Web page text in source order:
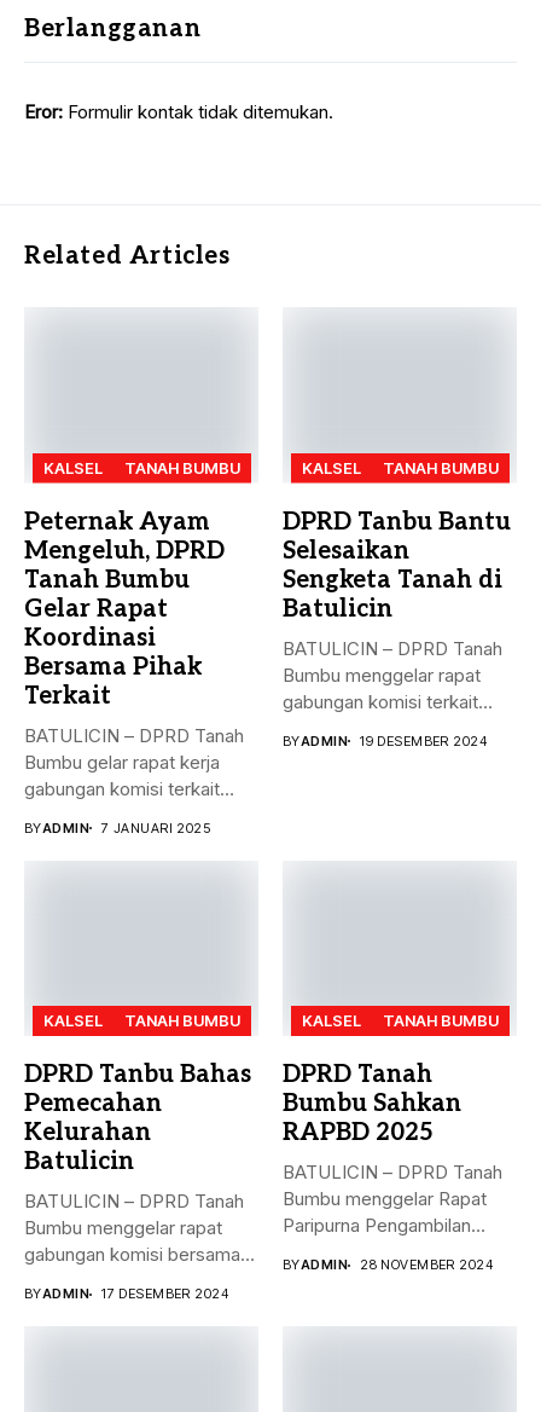
Berlangganan
Eror: Formulir kontak tidak ditemukan.
Related Articles
KALSEL TANAH BUMBU
Peternak Ayam
Mengeluh, DPRD
Tanah Bumbu
Gelar Rapat
Koordinasi
Bersama Pihak
Terkait
BATULICIN – DPRD Tanah
Bumbu gelar rapat kerja
gabungan komisi terkait
BYADMIN 7 JANUARI 2025
KALSEL TANAH BUMBU
DPRD Tanbu Bantu
Selesaikan
Sengketa Tanah di
Batulicin
BATULICIN – DPRD Tanah
Bumbu menggelar rapat
gabungan komisi terkait
BYADMIN 19 DESEMBER 2024
KALSEL TANAH BUMBU
DPRD Tanbu Bahas
Pemecahan
Kelurahan
Batulicin
BATULICIN – DPRD Tanah
Bumbu menggelar rapat
gabungan komisi bersama
BYADMIN 17 DESEMBER 2024
KALSEL TANAH BUMBU
DPRD Tanah
Bumbu Sahkan
RAPBD 2025
BATULICIN – DPRD Tanah
Bumbu menggelar Rapat
Paripurna Pengambilan
BYADMIN 28 NOVEMBER 2024